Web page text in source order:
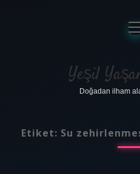
Gizlilik
Yasal
aç
Yeşil
Doğadan ilham
Etiket: Su